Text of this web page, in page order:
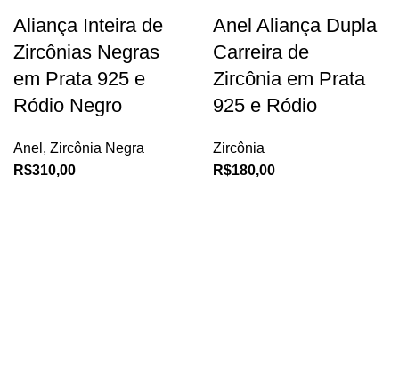
Aliança Inteira de
Zircônias Negras
em Prata 925 e
Ródio Negro
Anel , Zircônia Negra
R$310,00
Anel Aliança Dupla
Carreira de
Zircônia em Prata
925 e Ródio
Zircônia
R$180,00